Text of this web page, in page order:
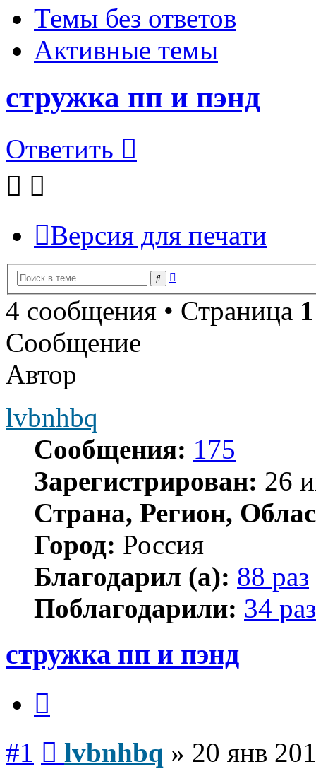
Темы без ответов
Активные темы
стружка пп и пэнд
Ответить
Версия для печати
Поиск
4 сообщения • Страница 1
Сообщение
Автор
lvbnhbq
Сообщения: 175
Зарегистрирован: 26
Страна, Регион,
Город: Россия
Благодарил (а): 88 раз
Поблагодарили: 34
стружка пп и пэнд
#1 lvbnhbq » 20 янв